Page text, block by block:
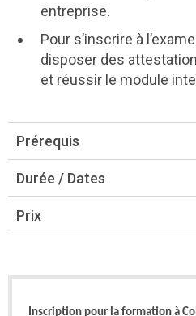
entreprise.
Pour s’inscrire à
disposer des
et réussir le module
Prérequis
Durée / Dates
Prix
Inscription pour la formation à